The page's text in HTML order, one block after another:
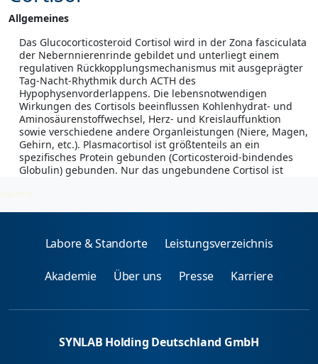
Allgemeines
Das Glucocorticosteroid Cortisol wird in der Zona fasciculata
der Nebernnierenrinde gebildet und unterliegt einem
regulativen Rückkopplungsmechanismus mit ausgeprägter
Tag-Nacht-Rhythmik durch ACTH des
Hypophysenvorderlappens. Die lebensnotwendigen
Wirkungen des Cortisols beeinflussen Kohlenhydrat- und
Aminosäurenstoffwechsel, Herz- und Kreislauffunktion
sowie verschiedene andere Organleistungen (Niere, Magen,
Gehirn, etc.). Plasmacortisol ist größtenteils an ein
spezifisches Protein gebunden (Corticosteroid-bindendes
Globulin) gebunden. Nur das ungebundene Cortisol ist
2026-08-10
Labore & Standorte Leistungsverzeichnis
Akademie Über uns Presse Karriere
SYNLAB Holding Deutschland GmbH